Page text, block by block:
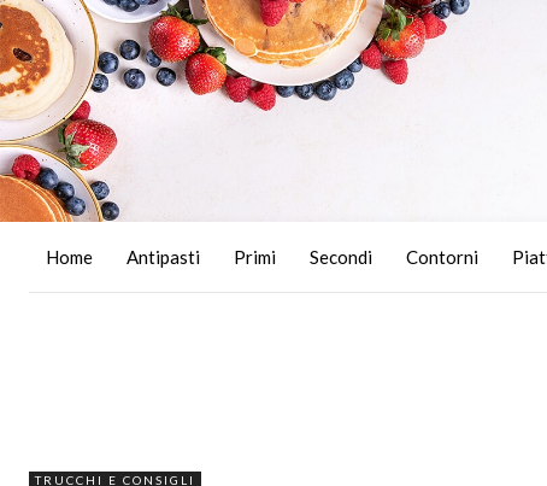
Home Antipasti Primi Secondi Contorni
TRUCCHI E CONSIGLI